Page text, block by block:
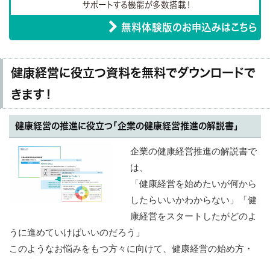
サポートする機能が多数搭載！
無料体験版のお申込みはこちら
健康経営に役立つ資料を無料でダウンロードで
きます！
健康経営の推進に役立つ「企業の健康経営推進の解説書」
企業の健康経営推進の解説書で
は、
「健康経営を始めたいが何から
したらいいかわからない」「健
康経営をスタートしたがどのよ
うに進めていけばいいのだろう」
このようなお悩みをもつ方々に向けて、健康経営の始め方・